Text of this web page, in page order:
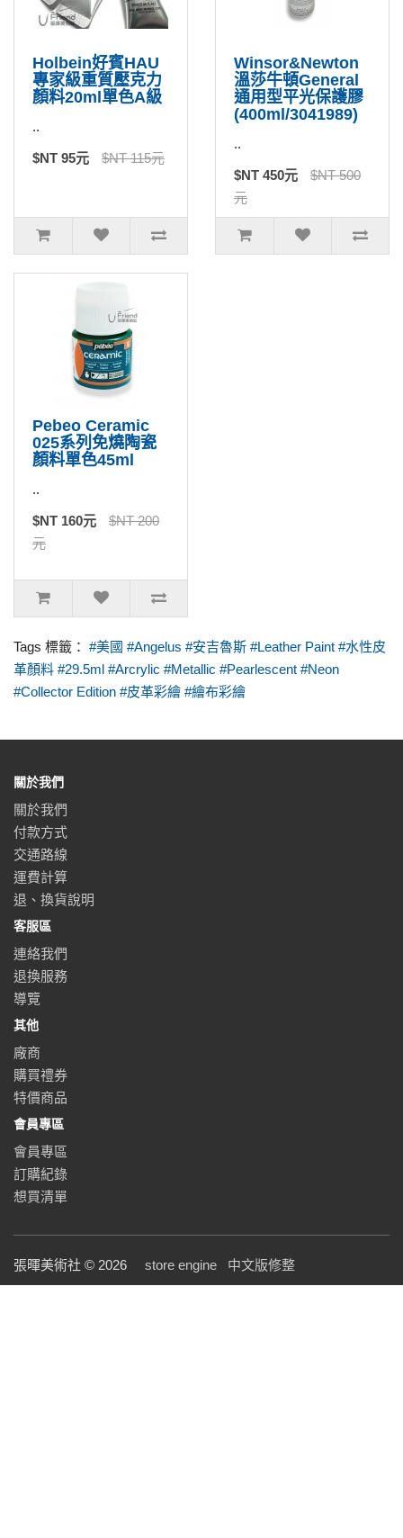
Holbein好賓HAU
專家級重質壓克力
顏料20ml單色A級
..
$NT 95元 $NT 115元
Winsor&Newton
溫莎牛頓General
通用型平光保護膠
(400ml/3041989)
..
$NT 450元
$NT 500
元
Pebeo Ceramic
025系列免燒陶瓷
顏料單色45ml
..
$NT 160元
$NT 200
元
Tags 標籤： #美國 #Angelus #安吉魯斯 #Leather Paint #水性皮
革顏料 #29.5ml #Arcrylic #Metallic #Pearlescent #Neon
#Collector Edition #皮革彩繪 #繪布彩繪
關於我們
關於我們
付款方式
交通路線
運費計算
退、換貨說明
客服區
連絡我們
退換服務
導覽
其他
廠商
購買禮券
特價商品
會員專區
會員專區
訂購紀錄
想買清單
張暉美術社 © 2026 store engine 中文版修整